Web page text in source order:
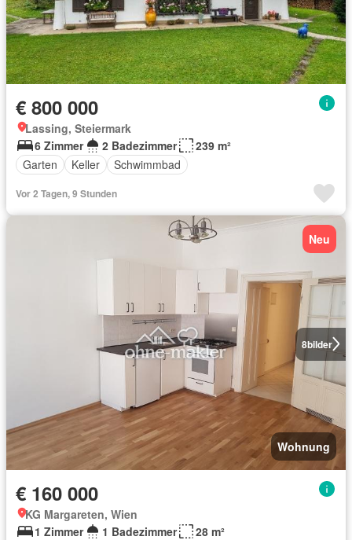
€ 800 000
Lassing, Steiermark
6 Zimmer
2 Badezimmer
239 m²
Garten
Keller Schwimmbad
Vor 2 Tagen, 9 Stunden
8bilder
Neu
Wohnung
€ 160 000
KG Margareten, Wien
1 Zimmer
1 Badezimmer
28 m²